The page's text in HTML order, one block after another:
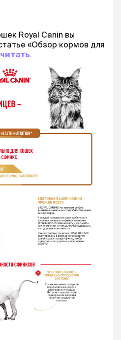
Royal Canin вы
«Обзор кормов для
читать.